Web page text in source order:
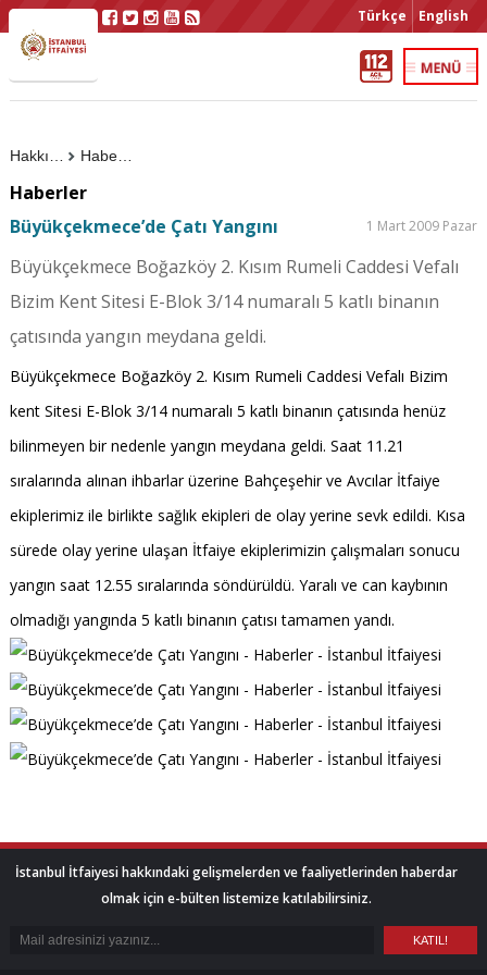
Türkçe English
Haberler
Haberler
Büyükçekmece’de Çatı Yangını
1 Mart 2009 Pazar
Büyükçekmece Boğazköy 2. Kısım Rumeli Caddesi Vefalı
Bizim Kent Sitesi E-Blok 3/14 numaralı 5 katlı binanın
çatısında yangın meydana geldi.
Büyükçekmece Boğazköy 2. Kısım Rumeli Caddesi Vefalı Bizim
kent Sitesi E-Blok 3/14 numaralı 5 katlı binanın çatısında henüz
bilinmeyen bir nedenle yangın meydana geldi. Saat 11.21
sıralarında alınan ihbarlar üzerine Bahçeşehir ve Avcılar İtfaiye
ekiplerimiz ile birlikte sağlık ekipleri de olay yerine sevk edildi. Kısa
sürede olay yerine ulaşan İtfaiye ekiplerimizin çalışmaları sonucu
yangın saat 12.55 sıralarında söndürüldü. Yaralı ve can kaybının
olmadığı yangında 5 katlı binanın çatısı tamamen yandı.
İstanbul İtfaiyesi hakkındaki gelişmelerden ve faaliyetlerinden haberdar
olmak için e-bülten listemize katılabilirsiniz.